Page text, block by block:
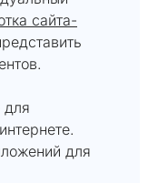
сайта-
для
для